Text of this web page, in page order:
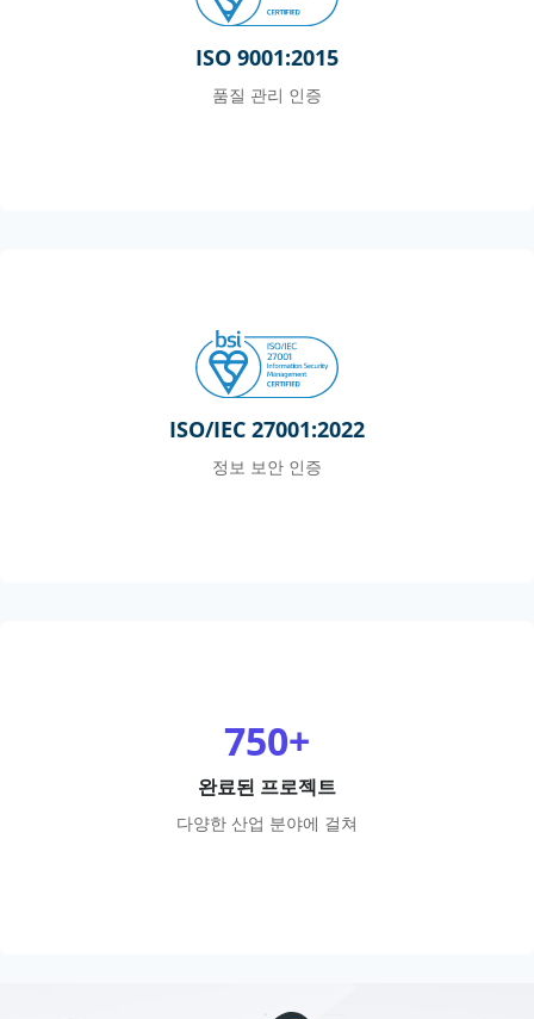
ISO 9001:2015
품질 관리 인증
ISO/IEC 27001:2022
정보 보안 인증
750+
완료된 프로젝트
다양한 산업 분야에 걸쳐